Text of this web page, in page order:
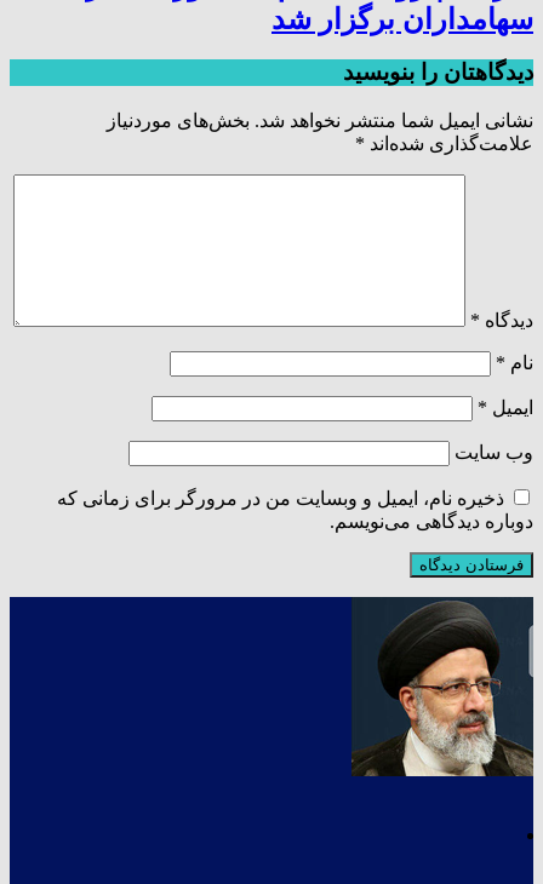
سهامداران برگزار شد
دیدگاهتان را بنویسید
نشانی ایمیل شما منتشر نخواهد شد. بخش‌های موردنیاز
علامت‌گذاری شده‌اند *
دیدگاه *
نام *
ایمیل *
وب‌ سایت
ذخیره نام، ایمیل و وبسایت من در مرورگر برای زمانی که
دوباره دیدگاهی می‌نویسم.